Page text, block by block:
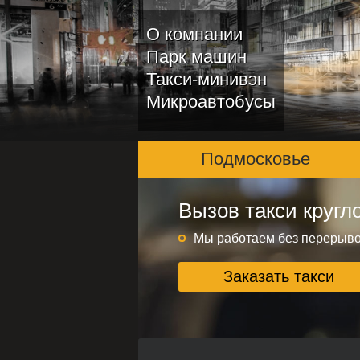
О компании
Парк машин
Такси-минивэн
Микроавтобусы
Подмосковье
Подмосковье и
Круглосуточно без
Заказать такси
Вызов такси
Мы работаем без
Заказать такси